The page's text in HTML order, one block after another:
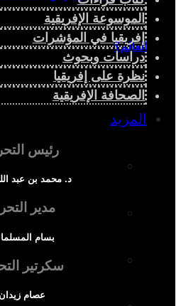
العالم؟
المزيد
الحالة الدينية
الملف الإفريقي
الموسوعة الإفريقية
إفريقيا في المؤشرات
دراسات وبحوث
نظرة على إفريقيا
الصحافة الإفريقية
رئيس
د. محمد بن عبد
مدير
بسام
سكرتير
عصام زيدان